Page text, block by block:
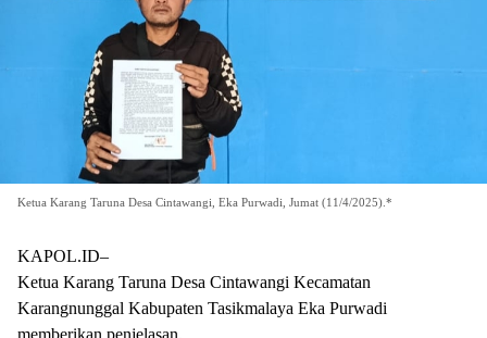
Ketua Karang Taruna Desa Cintawangi, Eka Purwadi, Jumat (11/4/2025).*
KAPOL.ID–
Ketua Karang Taruna Desa Cintawangi Kecamatan
Karangnunggal Kabupaten Tasikmalaya Eka Purwadi